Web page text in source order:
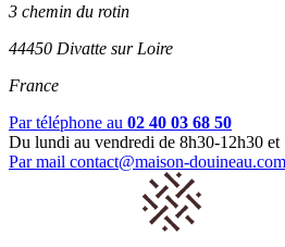
3 chemin du rotin
44450 Divatte sur Loire
France
Par téléphone au 02 40 03 68 50
Du lundi au vendredi de 8h30-12h30 et
Par mail contact@maison-douineau.com